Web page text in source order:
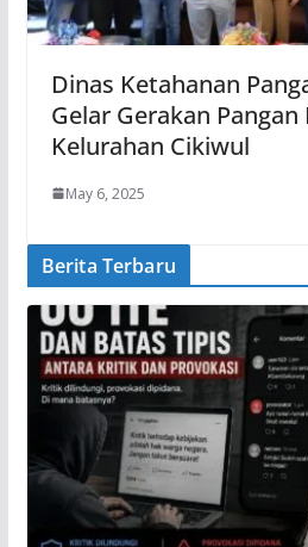
Dinas Ketahanan
Gelar Gerakan
Kelurahan Cikiwul
May 6, 2025
Berita Terbaru